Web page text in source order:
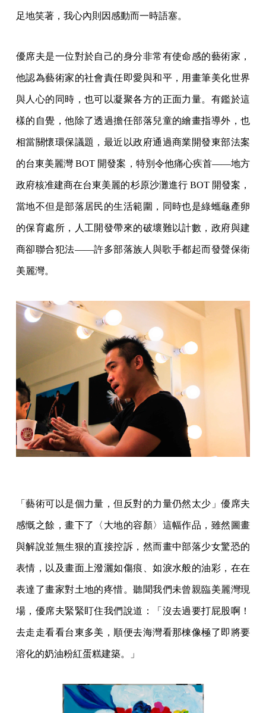
足地笑著，我心內則因感動而一時語塞。
優席夫是一位對於自己的身分非常有使命感的藝術家，
他認為藝術家的社會責任即愛與和平，用畫筆美化世界
與人心的同時，也可以凝聚各方的正面力量。有鑑於這
樣的自覺，他除了透過擔任部落兒童的繪畫指導外，也
相當關懷環保議題，最近以政府通過商業開發東部法案
的台東美麗灣 BOT 開發案，特別令他痛心疾首——地方
政府核准建商在台東美麗的杉原沙灘進行 BOT 開發案，
當地不但是部落居民的生活範圍，同時也是綠蠵龜產卵
的保育處所，人工開發帶來的破壞難以計數，政府與建
商卻聯合犯法——許多部落族人與歌手都起而發聲保衛
美麗灣。
「藝術可以是個力量，但反對的力量仍然太少」優席夫
感慨之餘，畫下了〈大地的容顏〉這幅作品，雖然圖畫
與解說並無生狠的直接控訴，然而畫中部落少女驚恐的
表情，以及畫面上潑灑如傷痕、如淚水般的油彩，在在
表達了畫家對土地的疼惜。聽聞我們未曾親臨美麗灣現
場，優席夫緊緊盯住我們說道：「沒去過要打屁股啊！
去走走看看台東多美，順便去海灣看那棟像極了即將要
溶化的奶油粉紅蛋糕建築。」